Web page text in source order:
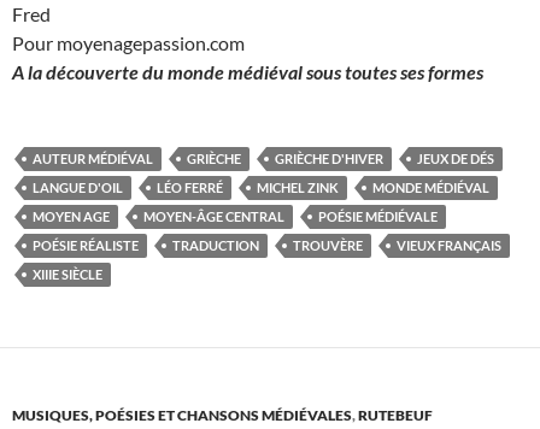
Fred
Pour moyenagepassion.com
A la découverte du monde médiéval sous toutes ses formes
AUTEUR MÉDIÉVAL GRIÈCHE GRIÈCHE D'HIVER
JEUX DE DÉS
LANGUE D'OIL
LÉO FERRÉ MICHEL ZINK
MONDE MÉDIÉVAL
MOYEN AGE
MOYEN-ÂGE CENTRAL
POÉSIE MÉDIÉVALE
POÉSIE RÉALISTE
TRADUCTION TROUVÈRE
VIEUX FRANÇAIS
XIIIE SIÈCLE
MUSIQUES, POÉSIES ET CHANSONS MÉDIÉVALES,RUTEBEUF